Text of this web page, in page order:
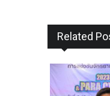
Related